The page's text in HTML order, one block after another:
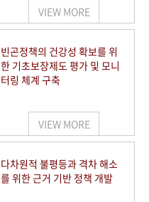
VIEW MORE
빈곤정책의 건강성 확보를 위
한 기초보장제도 평가 및 모니
터링 체계 구축
VIEW MORE
다차원적 불평등과 격차 해소
를 위한 근거 기반 정책 개발